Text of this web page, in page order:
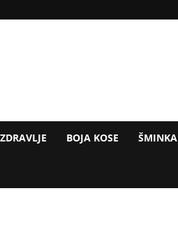
ZDRAVLJE BOJA KOSE ŠMINKA